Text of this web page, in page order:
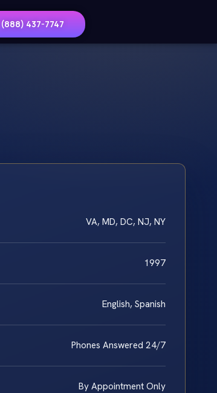
(888) 437-7747
VA, MD, DC, NJ, NY
1997
English, Spanish
Phones Answered 24/7
By Appointment Only